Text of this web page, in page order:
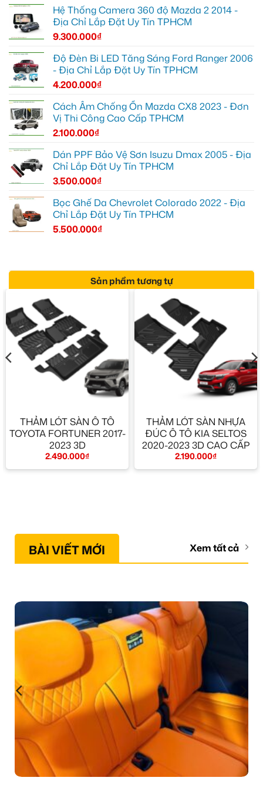
Hệ Thống Camera 360 độ Mazda 2 2014 -
Địa Chỉ Lắp Đặt Uy Tín TPHCM
9.300.000₫
Độ Đèn Bi LED Tăng Sáng Ford Ranger 2006
- Địa Chỉ Lắp Đặt Uy Tín TPHCM
4.200.000₫
Cách Âm Chống Ồn Mazda CX8 2023 - Đơn
Vị Thi Công Cao Cấp TPHCM
2.100.000₫
Dán PPF Bảo Vệ Sơn Isuzu Dmax 2005 - Địa
Chỉ Lắp Đặt Uy Tín TPHCM
3.500.000₫
Bọc Ghế Da Chevrolet Colorado 2022 - Địa
Chỉ Lắp Đặt Uy Tín TPHCM
5.500.000₫
Sản phẩm tương tự
THẢM LÓT SÀN Ô TÔ
TOYOTA FORTUNER 2017-
2023 3D
2.490.000₫
THẢM LÓT SÀN NHỰA
ĐÚC Ô TÔ KIA SELTOS
2020-2023 3D CAO CẤP
2.190.000₫
BÀI VIẾT MỚI Xem tất cả